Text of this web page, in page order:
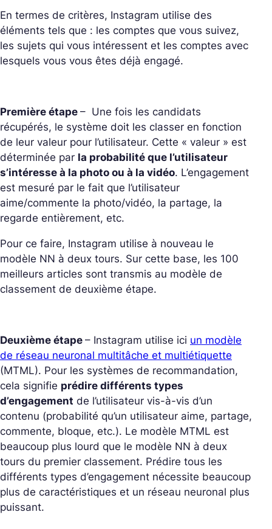
En termes de critères, Instagram utilise des
éléments tels que : les comptes que vous suivez,
les sujets qui vous intéressent et les comptes avec
lesquels vous vous êtes déjà engagé.
Première étape – Une fois les candidats
récupérés, le système doit les classer en fonction
de leur valeur pour l’utilisateur. Cette « valeur » est
déterminée par la probabilité que l’utilisateur
s’intéresse à la photo ou à la vidéo. L’engagement
est mesuré par le fait que l’utilisateur
aime/commente la photo/vidéo, la partage, la
regarde entièrement, etc.
Pour ce faire, Instagram utilise à nouveau le
modèle NN à deux tours. Sur cette base, les 100
meilleurs articles sont transmis au modèle de
classement de deuxième étape.
Deuxième étape – Instagram utilise ici un modèle
de réseau neuronal multitâche et multiétiquette
(MTML). Pour les systèmes de recommandation,
cela signifie prédire différents types
d’engagement de l’utilisateur vis-à-vis d’un
contenu (probabilité qu’un utilisateur aime, partage,
commente, bloque, etc.). Le modèle MTML est
beaucoup plus lourd que le modèle NN à deux
tours du premier classement. Prédire tous les
différents types d’engagement nécessite beaucoup
plus de caractéristiques et un réseau neuronal plus
puissant.